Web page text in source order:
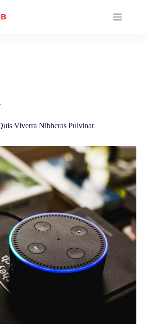
Viverra Nibhcras Pulvinar